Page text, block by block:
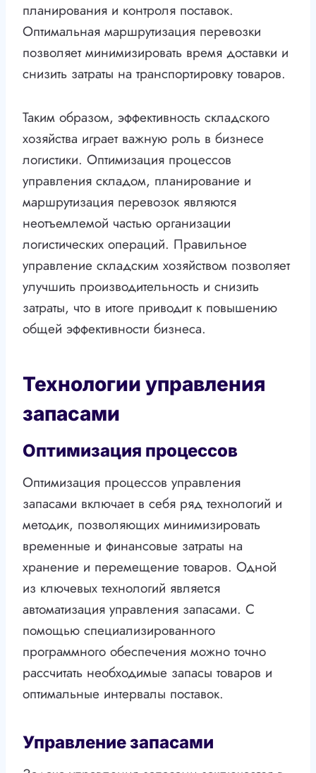
планирования и контроля поставок.
Оптимальная маршрутизация перевозки
позволяет минимизировать время доставки и
снизить затраты на транспортировку товаров.
Таким образом, эффективность складского
хозяйства играет важную роль в бизнесе
логистики. Оптимизация процессов
управления складом, планирование и
маршрутизация перевозок являются
неотъемлемой частью организации
логистических операций. Правильное
управление складским хозяйством позволяет
улучшить производительность и снизить
затраты, что в итоге приводит к повышению
общей эффективности бизнеса.
Технологии управления
запасами
Оптимизация процессов
Оптимизация процессов управления
запасами включает в себя ряд технологий и
методик, позволяющих минимизировать
временные и финансовые затраты на
хранение и перемещение товаров. Одной
из ключевых технологий является
автоматизация управления запасами. С
помощью специализированного
программного обеспечения можно точно
рассчитать необходимые запасы товаров и
оптимальные интервалы поставок.
Управление запасами